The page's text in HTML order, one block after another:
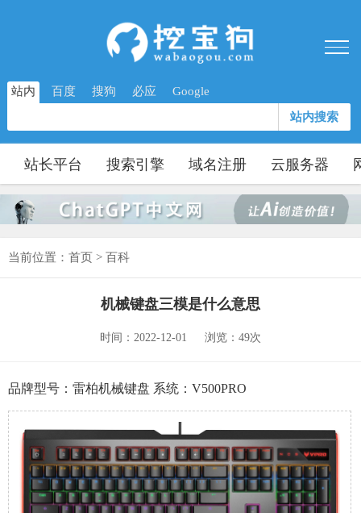
站内 百度 搜狗 必应 Google
站内搜索
站长平台 搜索引擎 域名注册 云服务器
当前位置： 首页 > 百科
机械键盘三模是什么意思
时间：2022-12-01 浏览：49次
品牌型号：雷柏机械键盘 系统：V500PRO